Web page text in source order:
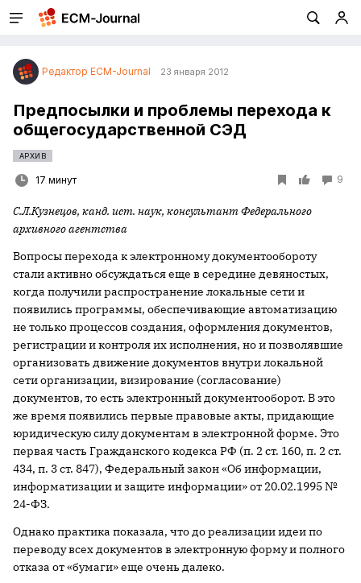
Редактор ECM-Journal 23 января 2012
Предпосылки и проблемы перехода к
общегосударственной СЭД
АРХИВ
17 минут 9
С.Л.Кузнецов, канд. ист. наук, консультант Федерального
архивного агентства
Вопросы перехода к электронному документообороту
стали активно обсуждаться еще в середине девяностых,
когда получили распространение локальные сети и
появились программы, обеспечивающие автоматизацию
не только процессов создания, оформления документов,
регистрации и контроля их исполнения, но и позволявшие
организовать движение документов внутри локальной
сети организации, визирование (согласование)
документов, то есть электронный документооборот. В это
же время появились первые правовые акты, придающие
юридическую силу документам в электронной форме. Это
первая часть Гражданского кодекса РФ (п. 2 ст. 160, п. 2 ст.
434, п. 3 ст. 847), Федеральный закон «Об информации,
информатизации и защите информации» от 20.02.1995 №
24-ФЗ.
Однако практика показала, что до реализации идеи по
переводу всех документов в электронную форму и полного
отказа от «бумаги» еще очень далеко.